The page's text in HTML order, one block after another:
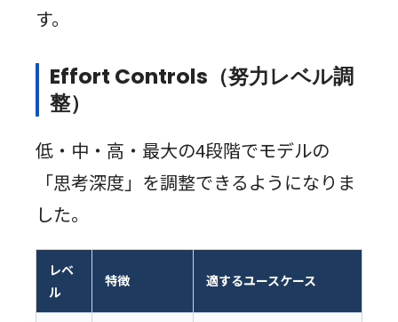
す。
Effort Controls（努力レベル調
整）
低・中・高・最大の4段階でモデルの
「思考深度」を調整できるようになりま
した。
レベ
ル
特徴 適するユースケース